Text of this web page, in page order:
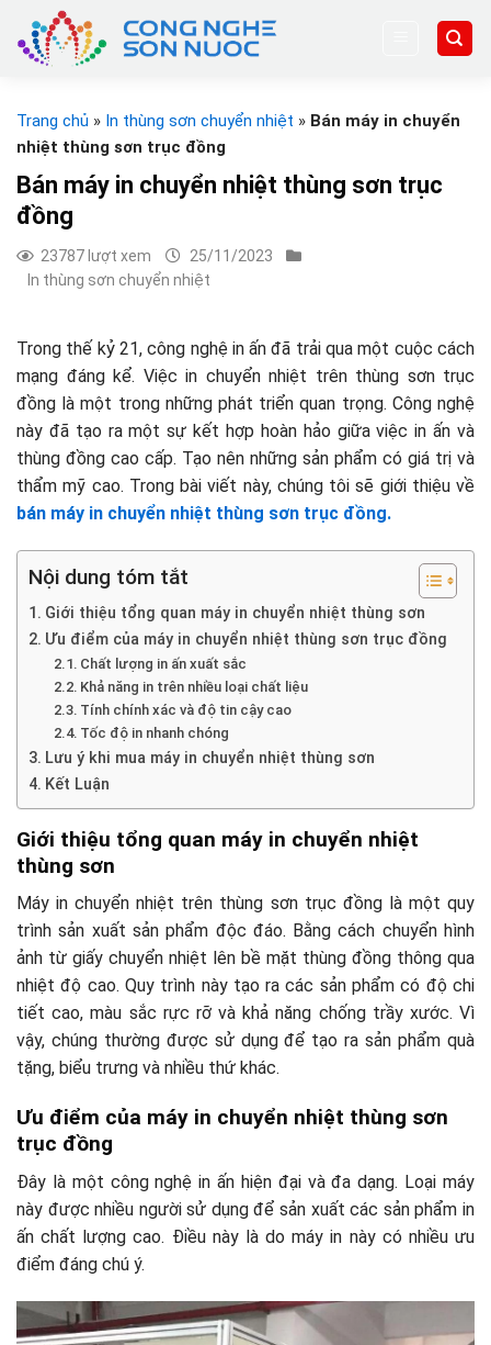
content
Trang chủ » In thùng sơn chuyển nhiệt » Bán máy in chuyển
nhiệt thùng sơn trục đồng
Bán máy in chuyển nhiệt thùng sơn trục
đồng
23787 lượt xem
25/11/2023
In thùng sơn chuyển nhiệt
Trong thế kỷ 21, công nghệ in ấn đã trải qua một cuộc cách
mạng đáng kể. Việc in chuyển nhiệt trên thùng sơn trục
đồng là một trong những phát triển quan trọng. Công nghệ
này đã tạo ra một sự kết hợp hoàn hảo giữa việc in ấn và
thùng đồng cao cấp. Tạo nên những sản phẩm có giá trị và
thẩm mỹ cao. Trong bài viết này, chúng tôi sẽ giới thiệu về
bán máy in chuyển nhiệt thùng sơn trục đồng.
Nội dung tóm tắt
Giới thiệu tổng quan máy in chuyển nhiệt thùng sơn
Ưu điểm của máy in chuyển nhiệt thùng sơn trục đồng
Chất lượng in ấn xuất sắc
Khả năng in trên nhiều loại chất liệu
Tính chính xác và độ tin cậy cao
Tốc độ in nhanh chóng
Lưu ý khi mua máy in chuyển nhiệt thùng sơn
Kết Luận
Giới thiệu tổng quan máy in chuyển nhiệt
thùng sơn
Máy in chuyển nhiệt trên thùng sơn trục đồng là một quy
trình sản xuất sản phẩm độc đáo. Bằng cách chuyển hình
ảnh từ giấy chuyển nhiệt lên bề mặt thùng đồng thông qua
nhiệt độ cao. Quy trình này tạo ra các sản phẩm có độ chi
tiết cao, màu sắc rực rỡ và khả năng chống trầy xước. Vì
vậy, chúng thường được sử dụng để tạo ra sản phẩm quà
tặng, biểu trưng và nhiều thứ khác.
Ưu điểm của máy in chuyển nhiệt thùng sơn
trục đồng
Đây là một công nghệ in ấn hiện đại và đa dạng. Loại máy
này được nhiều người sử dụng để sản xuất các sản phẩm in
ấn chất lượng cao. Điều này là do máy in này có nhiều ưu
điểm đáng chú ý.